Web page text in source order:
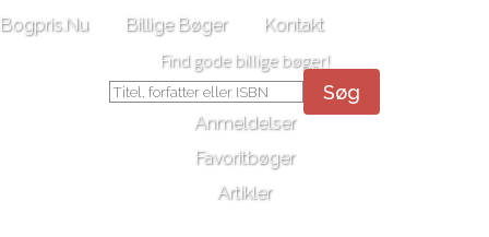
Bogpris.Nu Billige Bøger Kontakt
Find gode billige bøger!
Søg
Anmeldelser
Favoritbøger
Artikler